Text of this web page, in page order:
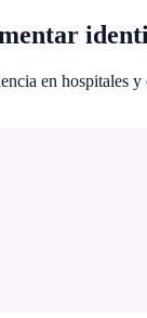
en hospitales